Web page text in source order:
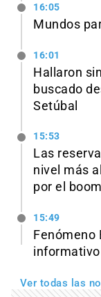
16:05
Mundos
16:01
Hallaron
buscado
Setúbal
15:53
Las
nivel más
por el
15:49
Fenómeno
informativo
Ver todas las